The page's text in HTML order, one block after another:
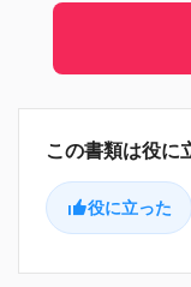
役に立った